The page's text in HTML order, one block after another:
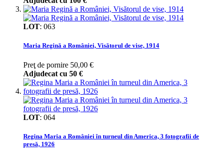
LOT: 063
Maria Regină a României, Visătorul de vise, 1914
Preţ de pornire 50,00 €
Adjudecat cu 50 €
LOT: 064
Regina Maria a României în turneul din America, 3 fotografii de
presă, 1926